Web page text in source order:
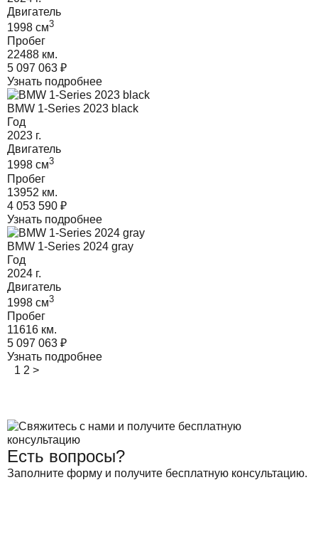
Двигатель
1998 cм3
Пробег
22488 км.
5 097 063 ₽
Узнать подробнее
BMW 1-Series 2023 black
Год
2023 г.
Двигатель
1998 cм3
Пробег
13952 км.
4 053 590 ₽
Узнать подробнее
BMW 1-Series 2024 gray
Год
2024 г.
Двигатель
1998 cм3
Пробег
11616 км.
5 097 063 ₽
Узнать подробнее
1 2 >
Есть вопросы?
Заполните форму и получите бесплатную консультацию.